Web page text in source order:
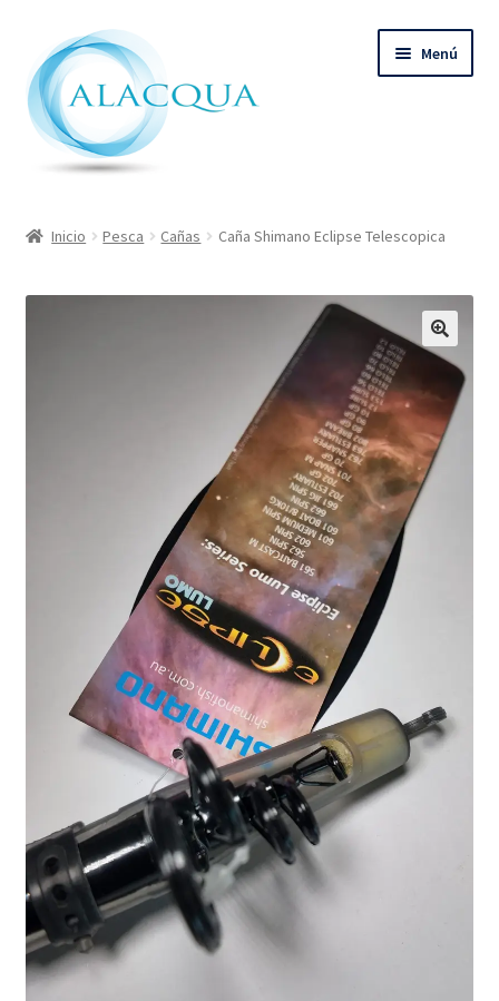
la
navegación
al
contenido
Menú
Inicio Pesca Cañas Caña Shimano Eclipse Telescopica